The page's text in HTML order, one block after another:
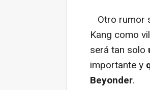
Otro rumor
Kang como
será tan solo
importante y
Beyonder.